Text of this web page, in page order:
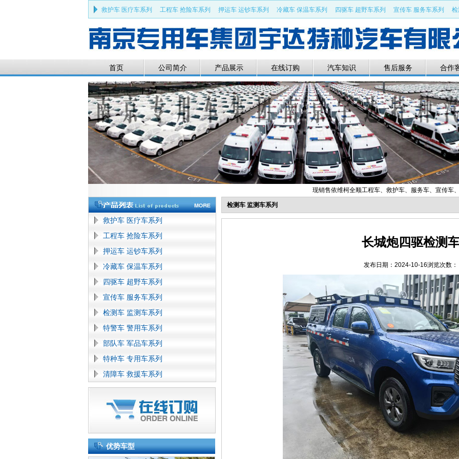
救护车 医疗车系列 工程车 抢险车系列 押运车 运钞车系列 冷藏车 保温车系列 四驱车 超野车系列 宣传车 服务车系列
首页 公司简介 产品展示 在线订购 汽车知识 售后服务 合作
现销售依维柯全顺工程车、救护车、服务车、宣传车、燃气管道电力
救护车 医疗车系列
工程车 抢险车系列
押运车 运钞车系列
冷藏车 保温车系列
四驱车 超野车系列
宣传车 服务车系列
检测车 监测车系列
特警车 警用车系列
部队车 军品车系列
特种车 专用车系列
清障车 救援车系列
优势车型
检测车 监测车系列
长城炮四驱检测
发布日期： 2024-10-16浏览次数：